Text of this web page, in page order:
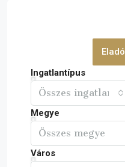
Eladó
Ingatlantípus
Összes ingatlan
Megye
Összes megye
Város